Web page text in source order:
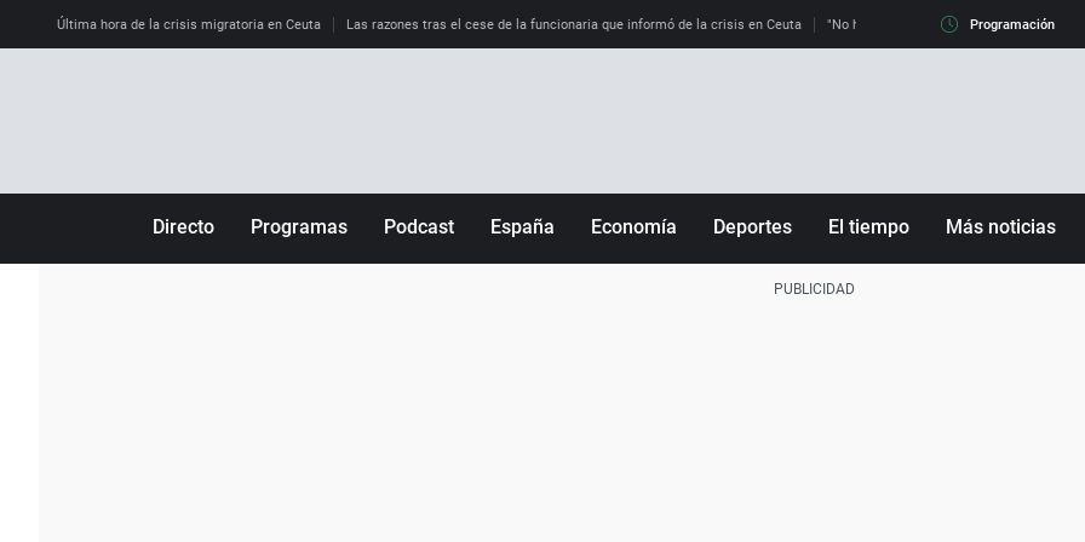
Última hora de la crisis migratoria en Ceuta Las razones tras el cese de la funcionaria que informó de la crisis en Ceuta "No hay mafias, que no nos engañen":
Programación
Directo Programas Podcast España Economía Deportes El tiempo Más noticias